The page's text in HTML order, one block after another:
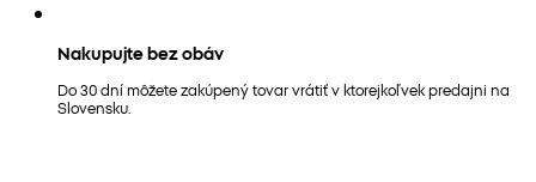
Nakupujte bez obáv
Do 30 dní môžete zakúpený tovar vrátiť v ktorejkoľvek predajni na
Slovensku.